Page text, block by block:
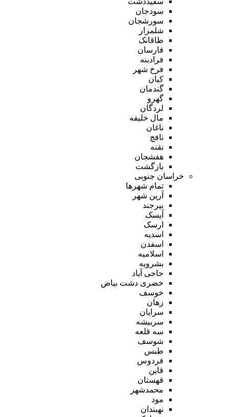
سودجان
سورشجان
شلمزار
طاقانک
فارسان
فرادبنه
فرخ شهر
کیان
گندمان
گهرو
لردگان
مال خلیفه
ناغان
نافچ
نقنه
هفشجان
بازگشت
خراسان جنوبی
تمام شهر‌ها
آرین شهر
بیرجند
آیسک
ارسک
اسدیه
اسفدن
اسلامیه
بشرویه
حاجی آباد
خضری دشت بیاض
خوسف
زهان
سرایان
سربیشه
سه قلعه
شوسف
طبس
فردوس
قاین
قهستان
محمدشهر
مود
نهبندان